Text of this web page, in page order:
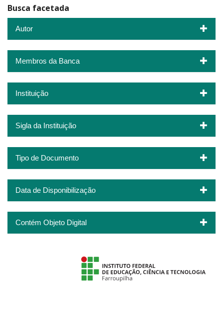
Busca facetada
Autor
Membros da Banca
Instituição
Sigla da Instituição
Tipo de Documento
Data de Disponibilização
Contém Objeto Digital